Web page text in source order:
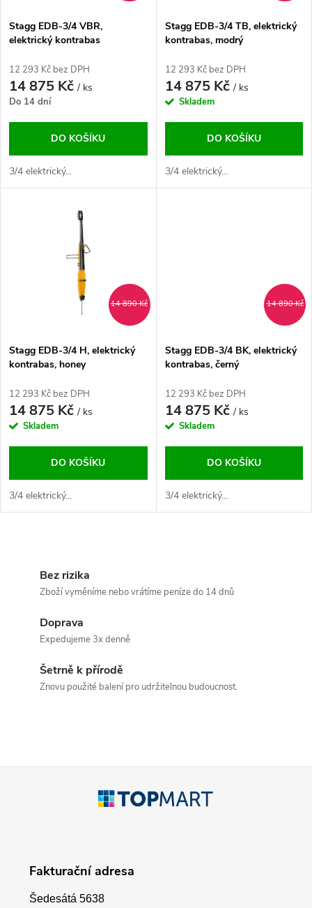
p
r
o
u
s
p
r
o
d
u
Stagg EDB-3/4 VBR,
elektrický kontrabas
12 293 Kč bez DPH
14 875 Kč/ ks
Do 14 dní
DO KOŠÍKU
3/4 elektrický...
Stagg EDB-3/4 TB, elektrický
kontrabas, modrý
12 293 Kč bez DPH
14 875 Kč/ ks
Skladem
DO KOŠÍKU
3/4 elektrický...
14 890 Kč
Stagg EDB-3/4 H, elektrický
kontrabas, honey
12 293 Kč bez DPH
14 875 Kč/ ks
Skladem
DO KOŠÍKU
3/4 elektrický...
14 890 Kč
Stagg EDB-3/4 BK, elektrický
kontrabas, černý
12 293 Kč bez DPH
14 875 Kč/ ks
Skladem
DO KOŠÍKU
3/4 elektrický...
Bez rizika
Zboží vyměníme nebo vrátíme peníze do 14 dnů
Doprava
Expedujeme 3x denně
Šetrně k přírodě
Znovu použité balení pro udržitelnou budoucnost.
Fakturační adresa
Šedesátá 5638